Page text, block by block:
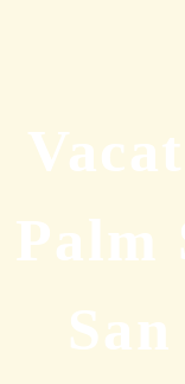
Palm